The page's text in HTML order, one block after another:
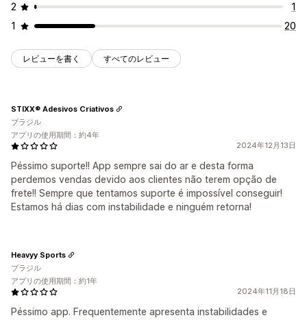
2
1
1
20
レビューを書く すべてのレビュー
2024年12月13日
Péssimo suporte!! App sempre sai do ar e desta forma
perdemos vendas devido aos clientes não terem opção de
frete!! Sempre que tentamos suporte é impossível conseguir!
Estamos há dias com instabilidade e ninguém retorna!
STIXX® Adesivos Criativos
ブラジル
アプリの使用期間：約4年
2024年11月18日
Péssimo app. Frequentemente apresenta instabilidades e
Heavyy Sports
ブラジル
アプリの使用期間：約1年